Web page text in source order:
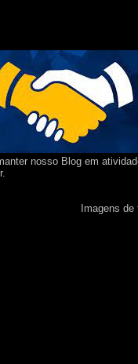
nosso Blog em
Imagens